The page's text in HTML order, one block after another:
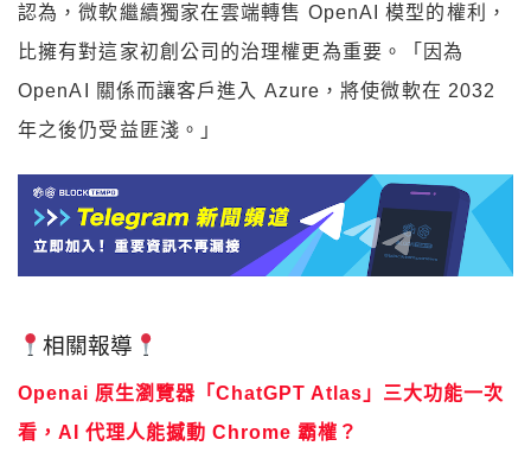
認為，微軟繼續獨家在雲端轉售 OpenAI 模型的權利，
比擁有對這家初創公司的治理權更為重要。「因為
OpenAI 關係而讓客戶進入 Azure，將使微軟在 2032
年之後仍受益匪淺。」
相關報導
Openai 原生瀏覽器「ChatGPT Atlas」三大功能一次
看，AI 代理人能撼動 Chrome 霸權？